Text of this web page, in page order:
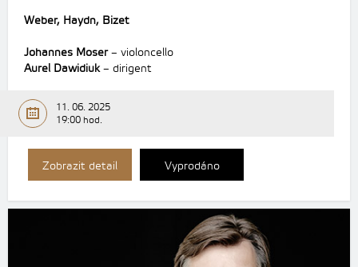
Weber, Haydn, Bizet
Johannes Moser– violoncello
Aurel Dawidiuk– dirigent
11. 06. 2025
19:00 hod.
Zobrazit detail Vyprodáno